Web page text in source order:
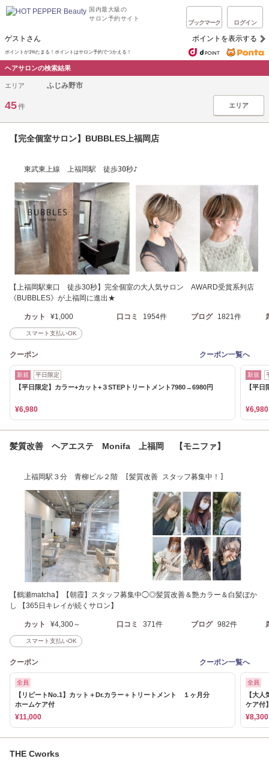
国内最大級の
サロン予約サイト
ブックマーク ログイン
ゲストさん ポイントを表示する
ポイントが1%たまる！ポイントはサロン予約でつかえる！
ヘアサロンの検索結果
エリア ふじみ野市
45件 エリア
【完全個室サロン】BUBBLES上福岡店
東武東上線 上福岡駅 徒歩30秒♪
【上福岡駅東口 徒歩30秒】完全個室の大人気サロン AWARD受賞系列店
《BUBBLES》が上福岡に進出★
カット ¥1,000 口コミ 1954件 ブログ 1821件
スマート支払いOK
クーポン クーポン一覧へ
新規 平日限定
【平日限定】カラー+カット+３STEPトリートメント7980→6980円
¥6,980
新規
【平
¥6,980
髪質改善 ヘアエステ Monifa 上福岡 【モニファ】
上福岡駅３分 青柳ビル２階 [髪質改善 スタッフ募集中！]
【鶴瀬matcha】【朝霞】スタッフ募集中◯◎髪質改善＆艶カラー＆白髪ぼか
し 【365日キレイが続くサロン】
カット ¥4,300～ 口コミ 371件 ブログ 982件
スマート支払いOK
クーポン クーポン一覧へ
全員
【リピートNo.1】カット＋Dr.カラー＋トリートメント １ヶ月分
ホームケア付
¥11,000
全員
【大
ケア付
¥8,300
THE Cworks